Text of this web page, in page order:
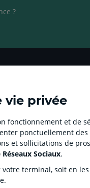
vie privée
fonctionnement et de
ponctuellement
et sollicitations de
Sociaux.
terminal, soit en
?
ligne
Ca
Crédit Agricole
Propulse by Ca
Talents
Partenariats